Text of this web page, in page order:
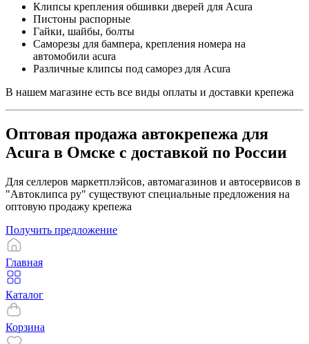
Клипсы крепления обшивки дверей для Acura
Пистоны распорные
Гайки, шайбы, болты
Саморезы для бампера, крепления номера на
автомобили acura
Различные клипсы под саморез для Acura
В нашем магазине есть все виды оплаты и доставки крепежа
Оптовая продажа автокрепежа для
Acura в Омске с доставкой по России
Для селлеров маркетплэйсов, автомагазинов и автосервисов в
"Автоклипса ру" существуют специальные предложения на
оптовую продажу крепежа
Получить предложение
Главная
Каталог
Корзина